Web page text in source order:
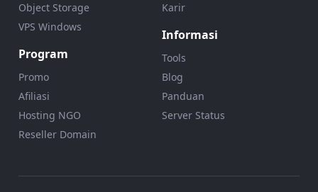
Object Storage
VPS Windows
Program
Promo
Afiliasi
Hosting NGO
Reseller Domain
Karir
Informasi
Tools
Blog
Panduan
Server Status